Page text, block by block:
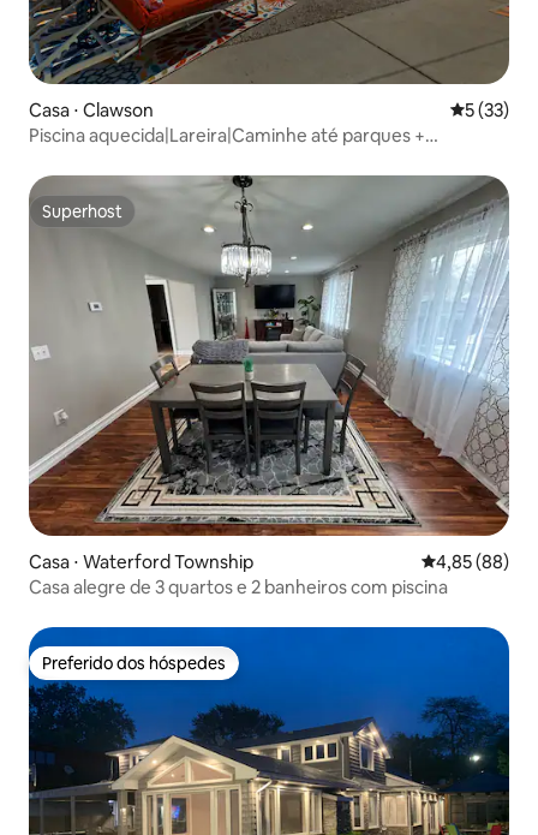
Casa ⋅ Clawson 5 de uma
5 (33)
Piscina aquecida|Lareira|Caminhe até parques +
Superhost
Superhost
Casa ⋅ Waterford Township 4,85 de uma
4,85 (88)
Casa alegre de 3 quartos e 2 banheiros com piscina
Preferido dos hóspedes
Preferido dos hóspedes